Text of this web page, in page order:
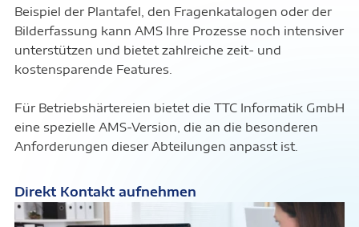
Beispiel der Plantafel , den Fragenkatalogen oder der
Bilderfassung kann AMS Ihre Prozesse noch intensiver
unterstützen und bietet zahlreiche zeit- und
kostensparende Features.
Für Betriebshärtereien bietet die TTC Informatik GmbH
eine spezielle AMS-Version, die an die besonderen
Anforderungen dieser Abteilungen anpasst ist.
Direkt Kontakt aufnehmen